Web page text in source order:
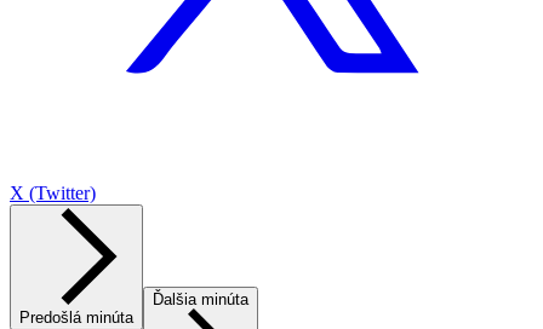
X (Twitter)
Predošlá minúta
Ďalšia minúta